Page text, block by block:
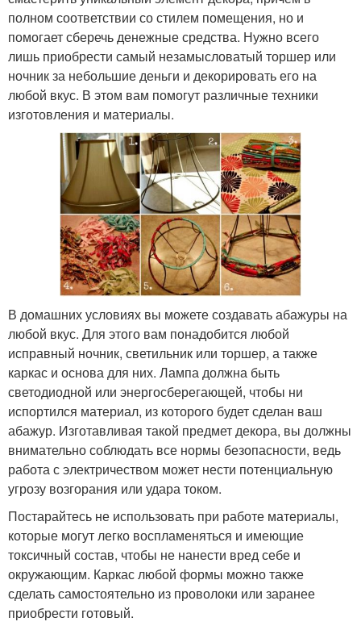
полном соответствии со стилем помещения, но и
помогает сберечь денежные средства. Нужно всего
лишь приобрести самый незамысловатый торшер или
ночник за небольшие деньги и декорировать его на
любой вкус. В этом вам помогут различные техники
изготовления и материалы.
В домашних условиях вы можете создавать абажуры на
любой вкус. Для этого вам понадобится любой
исправный ночник, светильник или торшер, а также
каркас и основа для них. Лампа должна быть
светодиодной или энергосберегающей, чтобы ни
испортился материал, из которого будет сделан ваш
абажур. Изготавливая такой предмет декора, вы должны
внимательно соблюдать все нормы безопасности, ведь
работа с электричеством может нести потенциальную
угрозу возгорания или удара током.
Постарайтесь не использовать при работе материалы,
которые могут легко воспламеняться и имеющие
токсичный состав, чтобы не нанести вред себе и
окружающим. Каркас любой формы можно также
сделать самостоятельно из проволоки или заранее
приобрести готовый.